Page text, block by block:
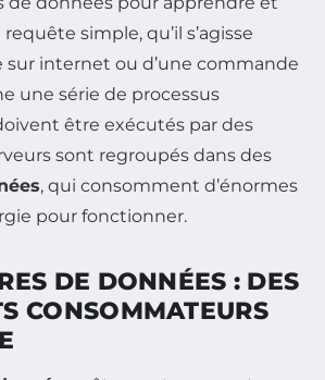
simple, qu’il s’agisse
sur internet ou d’une commande
une série de processus
être exécutés par des
sont regroupés dans des
, qui consomment d’énormes
pour fonctionner.
DE DONNÉES : DES
CONSOMMATEURS